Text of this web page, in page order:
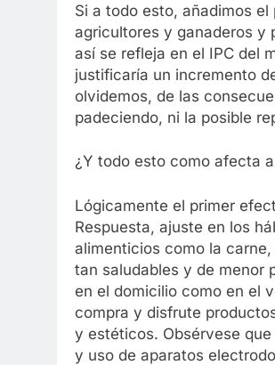
Si a todo esto, añadimos
agricultores y ganaderos y
así se refleja en el IPC del
justificaría un incremento
olvidemos, de las
padeciendo, ni la posible
¿Y todo esto como afecta
Lógicamente el primer
Respuesta, ajuste en los
alimenticios como la
tan saludables y de menor
en el domicilio como en el
compra y disfrute
y estéticos. Obsérvese
y uso de aparatos